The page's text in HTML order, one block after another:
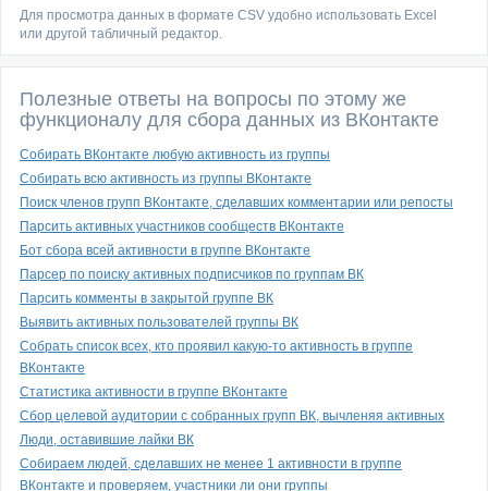
Для просмотра данных в формате CSV удобно использовать Excel
или другой табличный редактор.
Полезные ответы на вопросы по этому же
функционалу для сбора данных из ВКонтакте
Собирать ВКонтакте любую активность из группы
Собирать всю активность из группы ВКонтакте
Поиск членов групп ВКонтакте, сделавших комментарии или репосты
Парсить активных участников сообществ ВКонтакте
Бот сбора всей активности в группе ВКонтакте
Парсер по поиску активных подписчиков по группам ВК
Парсить комменты в закрытой группе ВК
Выявить активных пользователей группы ВК
Собрать список всех, кто проявил какую-то активность в группе
ВКонтакте
Статистика активности в группе ВКонтакте
Сбор целевой аудитории с собранных групп ВК, вычленяя активных
Люди, оставившие лайки ВК
Собираем людей, сделавших не менее 1 активности в группе
ВКонтакте и проверяем, участники ли они группы